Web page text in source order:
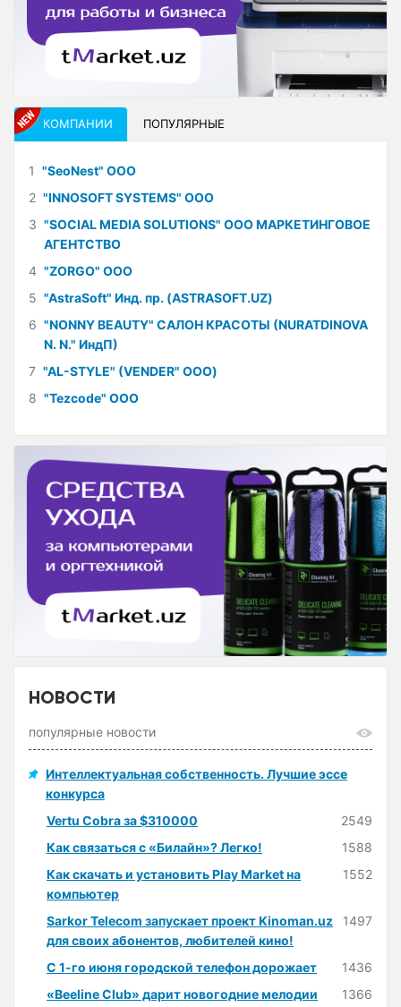
КОМПАНИИ ПОПУЛЯРНЫЕ
1 "SeoNest" ООО
2 "INNOSOFT SYSTEMS" ООО
3 "SOCIAL MEDIA SOLUTIONS" ООО МАРКЕТИНГОВОЕ
АГЕНТСТВО
4 "ZORGO" ООО
5 "AstraSoft" Инд. пр. (ASTRASOFT.UZ)
6 "NONNY BEAUTY" САЛОН КРАСОТЫ (NURATDINOVA
N. N." ИндП)
7 "AL-STYLE" (VENDER" ООО)
8 "Tezcode" ООО
НОВОСТИ
популярные новости
Интеллектуальная собственность. Лучшие эссе
конкурса
Vertu Cobra за $310000
2549
Как связаться с «Билайн»? Легко!
1588
Как скачать и установить Play Market на
компьютер
1552
Sarkor Telecom запускает проект Kinoman.uz
для своих абонентов, любителей кино!
1497
С 1-го июня городской телефон дорожает
1436
«Beeline Club» дарит новогодние мелодии
1366